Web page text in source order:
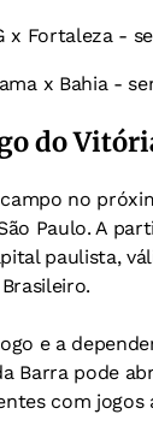
x Fortaleza -
x Bahia -
do
no
Paulo. A
paulista,
e a
Barra pode
com jogos